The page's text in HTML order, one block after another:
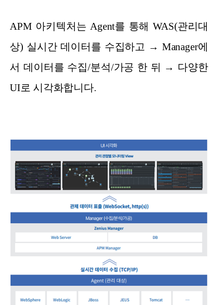
APM 아키텍처는 Agent를 통해 WAS(관리대
상) 실시간 데이터를 수집하고 → Manager에
서 데이터를 수집/분석/가공 한 뒤 → 다양한
UI로 시각화합니다.